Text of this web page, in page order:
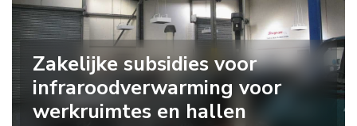
Zakelijke subsidies voor
infraroodverwarming voor
werkruimtes en hallen